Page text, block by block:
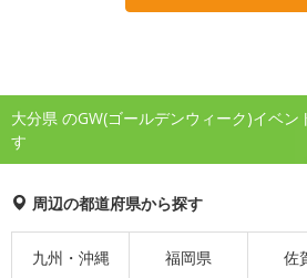
大分県 のGW(ゴールデンウィーク)イベ
す
周辺の都道府県から探す
九州・沖縄 福岡県 佐